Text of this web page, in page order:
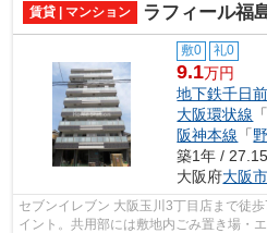
賃貸 | マンション ラフィール福
敷0 礼0
9.1万円
地下鉄千日
大阪環状線 「
阪神本線 「
築1年 /
大阪府大阪
セブンイレブン 大阪玉川3丁目店まで徒
イント。共用部には敷地内ごみ置き場・